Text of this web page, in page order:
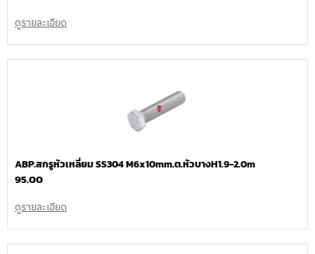
ดูรายละเอียด
ABP.สกรูหัวเหลี่ยม SS304 M6x10mm.ต.หัวบางH1.9-2.0m
95.00
ดูรายละเอียด